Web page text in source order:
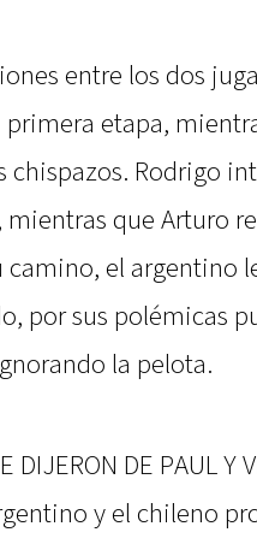
entre los dos
etapa,
chispazos. Rodrigo
mientras que Arturo
camino, el argentino
por sus polémicas
la pelota.
DIJERON DE PAUL Y
y el chileno